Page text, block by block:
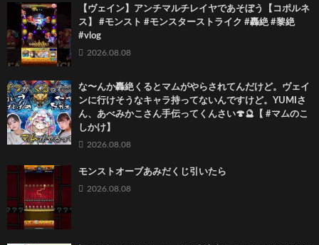
【ヴェイン】アンチマルチレイヤであそぼう【コポルネ
ス】 #モンスト #モンスターストライク #轟絶 #黎絶
#vlog
2026.08.08
な〜んか轟絶くるとマムがやらされてんだけど。ヴェイ
ンに行けそうなキャラ持ってないんですけど。YUMIさ
ん、あべみかこさん手伝ってくんさい🍄🔮【 #マムのこ
しかけ】
2026.08.08
モンストオーブあみだくじ引いたら
2026.08.08